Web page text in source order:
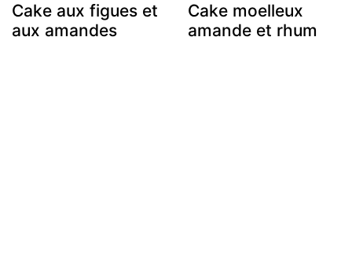
Cake aux figues et
aux amandes
Cake moelleux
amande et rhum